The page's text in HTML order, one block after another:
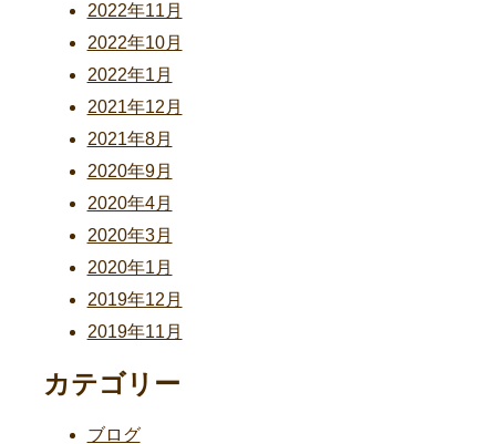
2022年11月
2022年10月
2022年1月
2021年12月
2021年8月
2020年9月
2020年4月
2020年3月
2020年1月
2019年12月
2019年11月
カテゴリー
ブログ